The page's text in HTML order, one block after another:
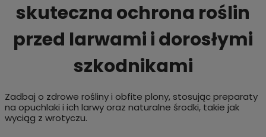
skuteczna ochrona roślin
przed larwami i dorosłymi
szkodnikami
Zadbaj o zdrowe rośliny i obfite plony, stosując preparaty
na opuchlaki i ich larwy oraz naturalne środki, takie jak
wyciąg z wrotyczu.